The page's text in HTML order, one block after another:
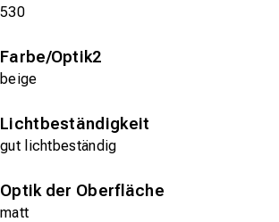
530
Farbe/Optik2
beige
Lichtbeständigkeit
gut lichtbeständig
Optik der Oberfläche
matt